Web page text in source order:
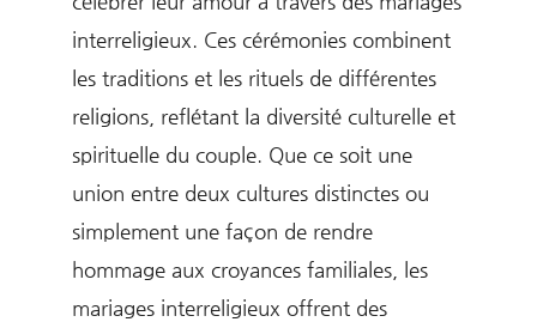
interreligieux. Ces cérémonies combinent
les traditions et les rituels de différentes
religions, reflétant la diversité culturelle et
spirituelle du couple. Que ce soit une
union entre deux cultures distinctes ou
simplement une façon de rendre
hommage aux croyances familiales, les
mariages interreligieux offrent des